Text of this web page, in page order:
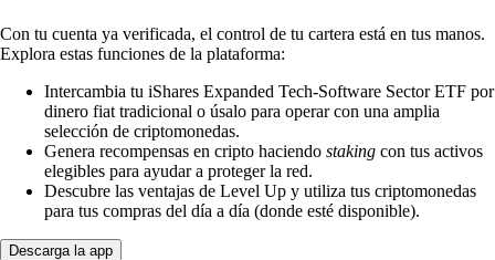
Con tu cuenta ya verificada, el control de tu cartera está en tus manos.
Explora estas funciones de la plataforma:
Intercambia tu iShares Expanded Tech-Software Sector ETF por
dinero fiat tradicional o úsalo para operar con una amplia
selección de criptomonedas.
Genera recompensas en cripto haciendo staking con tus activos
elegibles para ayudar a proteger la red.
Descubre las ventajas de Level Up y utiliza tus criptomonedas
para tus compras del día a día (donde esté disponible).
Descarga la app